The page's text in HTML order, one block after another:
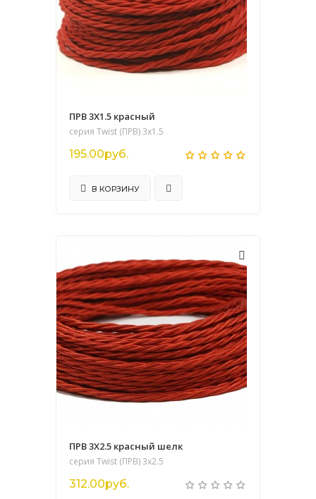
ПРВ 3Х1.5 красный
серия Twist (ПРВ) 3х1.5
195.00руб.
В КОРЗИНУ
ПРВ 3Х2.5 красный шелк
серия Twist (ПРВ) 3х2.5
312.00руб.